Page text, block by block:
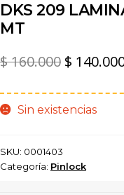
DKS 209
MT
$160.000 El
original
$
Sin existencias
SKU: 0001403
Categoría: Pinlock